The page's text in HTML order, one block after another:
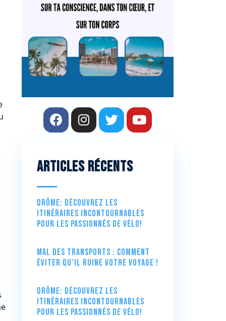
Articles récents
Drôme: Découvrez les
itinéraires incontournables
pour les passionnés de vélo!
Mal des transports : comment
éviter qu’il ruine votre voyage !
Drôme: Découvrez les
itinéraires incontournables
pour les passionnés de vélo!